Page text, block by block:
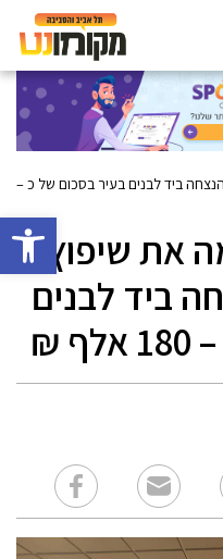
פתח
ביד לבנים בעיר בסכום של כ –
את שיפוץ
ביד לבנים
₪